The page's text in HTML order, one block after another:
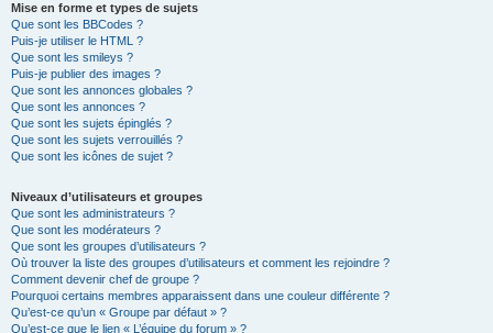
Mise en forme et types de sujets
Que sont les BBCodes ?
Puis-je utiliser le HTML ?
Que sont les smileys ?
Puis-je publier des images ?
Que sont les annonces globales ?
Que sont les annonces ?
Que sont les sujets épinglés ?
Que sont les sujets verrouillés ?
Que sont les icônes de sujet ?
Niveaux d’utilisateurs et groupes
Que sont les administrateurs ?
Que sont les modérateurs ?
Que sont les groupes d’utilisateurs ?
Où trouver la liste des groupes d’utilisateurs et comment les rejoindre ?
Comment devenir chef de groupe ?
Pourquoi certains membres apparaissent dans une couleur différente ?
Qu’est-ce qu’un « Groupe par défaut » ?
Qu’est-ce que le lien « L’équipe du forum » ?